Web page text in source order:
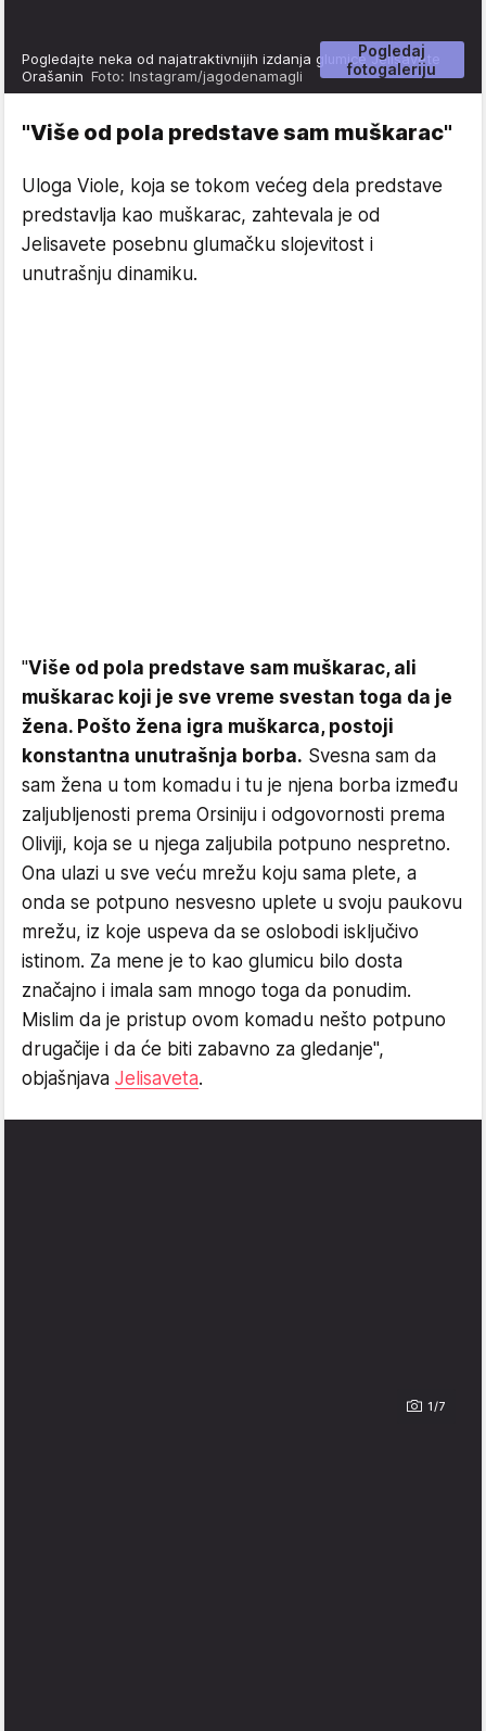
Pogledaj
fotogaleriju
Pogledajte neka od najatraktivnijih izdanja glumice Jelisavete
Orašanin Foto: Instagram/jagodenamagli
"Više od pola predstave sam muškarac"
Uloga Viole, koja se tokom većeg dela predstave
predstavlja kao muškarac, zahtevala je od
Jelisavete posebnu glumačku slojevitost i
unutrašnju dinamiku.
"Više od pola predstave sam muškarac, ali
muškarac koji je sve vreme svestan toga da je
žena. Pošto žena igra muškarca, postoji
konstantna unutrašnja borba. Svesna sam da
sam žena u tom komadu i tu je njena borba između
zaljubljenosti prema Orsiniju i odgovornosti prema
Oliviji, koja se u njega zaljubila potpuno nespretno.
Ona ulazi u sve veću mrežu koju sama plete, a
onda se potpuno nesvesno uplete u svoju paukovu
mrežu, iz koje uspeva da se oslobodi isključivo
istinom. Za mene je to kao glumicu bilo dosta
značajno i imala sam mnogo toga da ponudim.
Mislim da je pristup ovom komadu nešto potpuno
drugačije i da će biti zabavno za gledanje",
objašnjava Jelisaveta.
1/7